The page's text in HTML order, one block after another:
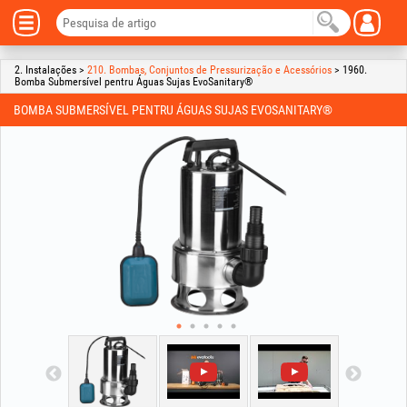
2. Instalações > 210. Bombas, Conjuntos de Pressurização e Acessórios > 1960.
Bomba Submersível pentru Águas Sujas EvoSanitary®
BOMBA SUBMERSÍVEL PENTRU ÁGUAS SUJAS EVOSANITARY®